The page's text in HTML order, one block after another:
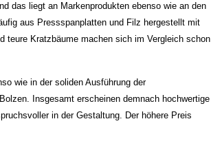
das liegt an Markenprodukten ebenso wie an den
aus Pressspanplatten und Filz hergestellt mit
teure Kratzbäume machen sich im Vergleich schon
wie in der soliden Ausführung der
Insgesamt erscheinen demnach hochwertige
in der Gestaltung. Der höhere Preis